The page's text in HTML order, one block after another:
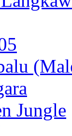
Jungle